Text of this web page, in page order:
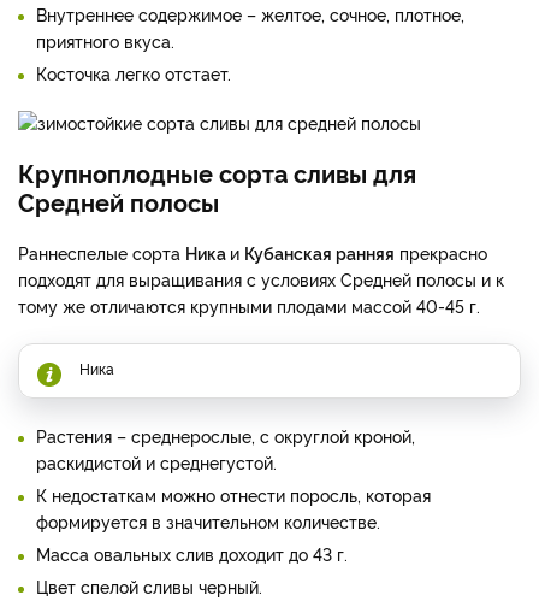
Внутреннее содержимое – желтое, сочное, плотное,
приятного вкуса.
Косточка легко отстает.
Крупноплодные сорта сливы для
Средней полосы
Раннеспелые сорта Ника и Кубанская ранняя прекрасно
подходят для выращивания с условиях Средней полосы и к
тому же отличаются крупными плодами массой 40-45 г.
Ника
Растения – среднерослые, с округлой кроной,
раскидистой и среднегустой.
К недостаткам можно отнести поросль, которая
формируется в значительном количестве.
Масса овальных слив доходит до 43 г.
Цвет спелой сливы черный.